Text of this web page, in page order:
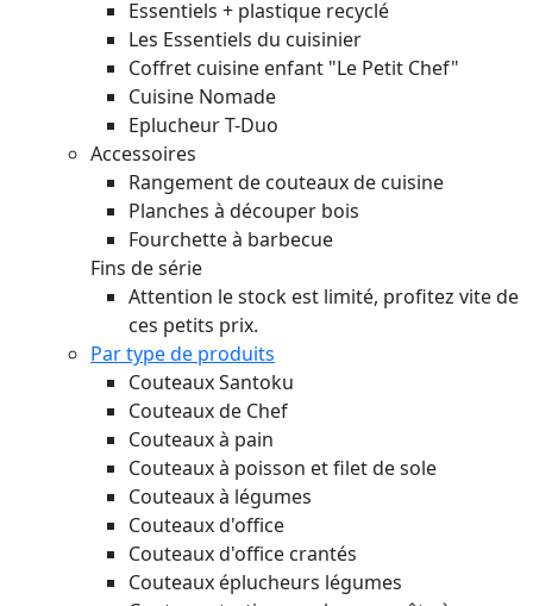
Essentiels + plastique recyclé
Les Essentiels du cuisinier
Coffret cuisine enfant "Le Petit Chef"
Cuisine Nomade
Eplucheur T-Duo
Accessoires
Rangement de couteaux de cuisine
Planches à découper bois
Fourchette à barbecue
Fins de série
Attention le stock est limité, profitez vite de
ces petits prix.
Par type de produits
Couteaux Santoku
Couteaux de Chef
Couteaux à pain
Couteaux à poisson et filet de sole
Couteaux à légumes
Couteaux d'office
Couteaux d'office crantés
Couteaux éplucheurs légumes